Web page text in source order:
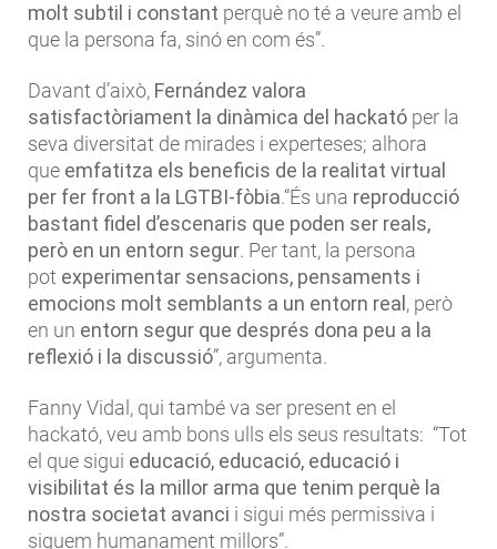
molt subtil i constant perquè no té a veure amb el
que la persona fa, sinó en com és”.
Davant d’això, Fernández valora
satisfactòriament la dinàmica del hackató per la
seva diversitat de mirades i experteses; alhora
que emfatitza els beneficis de la realitat virtual
per fer front a la LGTBI-fòbia.“És una reproducció
bastant fidel d’escenaris que poden ser reals,
però en un entorn segur. Per tant, la persona
pot experimentar sensacions, pensaments i
emocions molt semblants a un entorn real , però
en un entorn segur que després dona peu a la
reflexió i la discussió”, argumenta.
Fanny Vidal, qui també va ser present en el
hackató, veu amb bons ulls els seus resultats: “Tot
el que sigui educació, educació, educació i
visibilitat és la millor arma que tenim perquè la
nostra societat avanci i sigui més permissiva i
siguem humanament millors”.